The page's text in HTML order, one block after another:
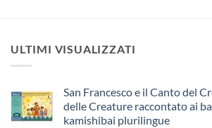
ULTIMI VISUALIZZATI
San Francesco e il Canto del
delle Creature raccontato ai
kamishibai plurilingue